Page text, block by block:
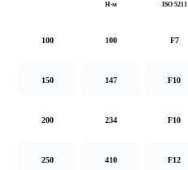
Н·м ISO 5211
100 100 F7
150 147 F10
200 234 F10
250 410 F12